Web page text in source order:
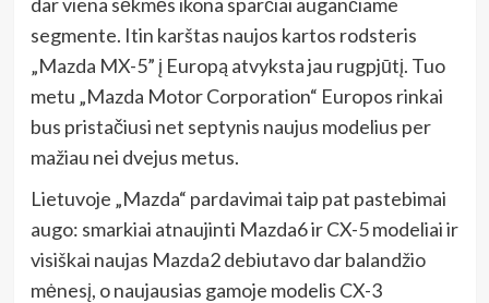
segmente. Itin karštas naujos kartos rodsteris
„Mazda MX-5” į Europą atvyksta jau rugpjūtį. Tuo
metu „Mazda Motor Corporation“ Europos rinkai
bus pristačiusi net septynis naujus modelius per
mažiau nei dvejus metus.
Lietuvoje „Mazda“ pardavimai taip pat pastebimai
augo: smarkiai atnaujinti Mazda6 ir CX-5 modeliai ir
visiškai naujas Mazda2 debiutavo dar balandžio
mėnesį, o naujausias gamoje modelis CX-3